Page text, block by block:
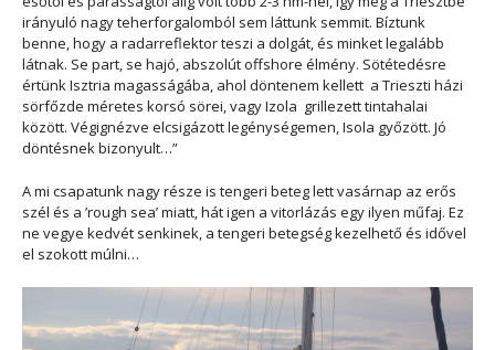
irányuló nagy teherforgalomból sem láttunk semmit. Bíztunk
benne, hogy a radarreflektor teszi a dolgát, és minket legalább
látnak. Se part, se hajó, abszolút offshore élmény. Sötétedésre
értünk Isztria magasságába, ahol döntenem kellett a Trieszti házi
sörfőzde méretes korsó sörei, vagy Izola grillezett tintahalai
között. Végignézve elcsigázott legénységemen, Isola győzött. Jó
döntésnek bizonyult…”
A mi csapatunk nagy része is tengeri beteg lett vasárnap az erős
szél és a ’rough sea’ miatt, hát igen a vitorlázás egy ilyen műfaj. Ez
ne vegye kedvét senkinek, a tengeri betegség kezelhető és idővel
el szokott múlni…